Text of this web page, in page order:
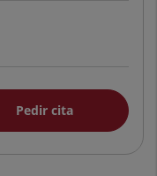
Pedir cita